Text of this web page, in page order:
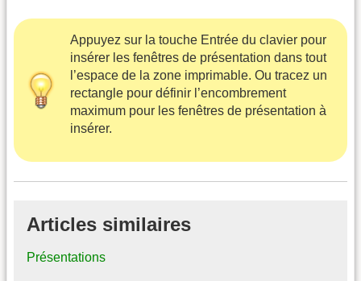
Appuyez sur la touche Entrée du clavier pour
insérer les fenêtres de présentation dans tout
l’espace de la zone imprimable. Ou tracez un
rectangle pour définir l’encombrement
maximum pour les fenêtres de présentation à
insérer.
Articles similaires
Présentations